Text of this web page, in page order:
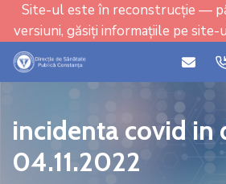
Site-ul este în reconstrucție —
versiuni, găsiți informațiile pe site-
incidenta covid in
04.11.2022